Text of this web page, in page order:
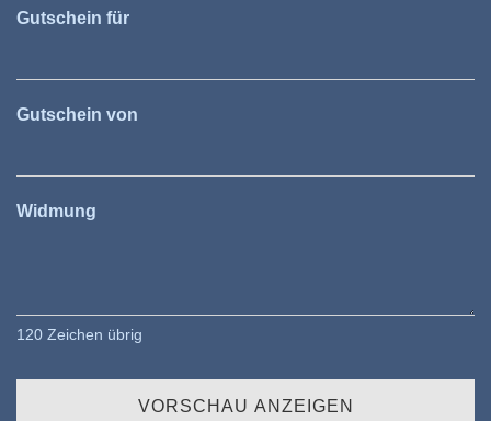
Gutschein für
Gutschein von
Widmung
120 Zeichen übrig
VORSCHAU ANZEIGEN